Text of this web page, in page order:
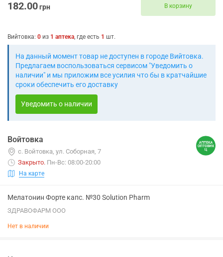
182.00грн В корзину
Вийтовка: 0 из 1 аптека, где есть 1 шт.
На данный момент товар не доступен в городе Вийтовка.
Предлагаем воспользоваться сервисом "Уведомить о
наличии" и мы приложим все усилия что бы в кратчайшие
сроки обеспечить его доставку
Уведомить о наличии
Войтовка
с. Войтовка, ул. Соборная, 7
Закрыто. Пн-Вс: 08:00-20:00
На карте
Мелатонин Форте капс. №30 Solution Pharm
ЗДРАВОФАРМ ООО
Нет в наличии